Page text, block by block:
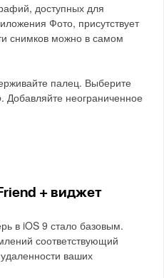
доступных для
Фото, присутствует
снимков можно в самом
палец. Выберите
. Добавляйте неограниченное
+ виджет
в iOS 9 стало базовым.
соответствующий
ваших